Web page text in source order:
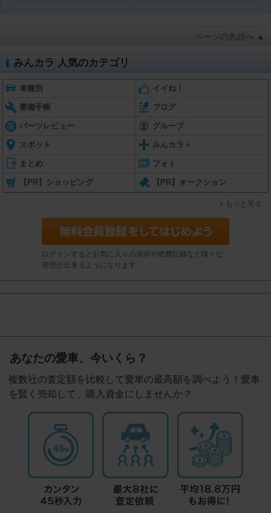
ページの先頭へ ▲
みんカラ 人気のカテゴリ
車種別 イイね！
整備手帳 ブログ
パーツレビュー グループ
スポット みんカラ＋
まとめ フォト
【PR】ショッピング 【PR】オークション
もっと見る
ログインするとお気に入りの保存や燃費記録など様々な
管理が出来るようになります
あなたの愛車、今いくら？
複数社の査定額を比較して愛車の最高額を調べよう！愛車
を賢く売却して、購入資金にしませんか？